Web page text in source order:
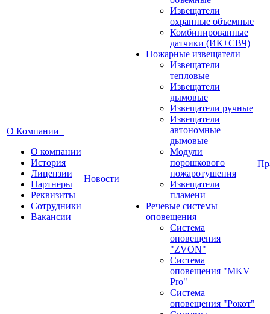
О Компании
О компании
История
Лицензии
Партнеры
Реквизиты
Сотрудники
Вакансии
Новости
Извещатели
охранные объемные
Комбинированные
датчики (ИК+СВЧ)
Пожарные извещатели
Извещатели
тепловые
Извещатели
дымовые
Извещатели ручные
Извещатели
автономные
дымовые
Модули
порошкового
пожаротушения
Извещатели
пламени
Речевые системы
оповещения
Система
оповещения
"ZVON"
Система
оповещения "MKV
Pro"
Система
оповещения "Рокот"